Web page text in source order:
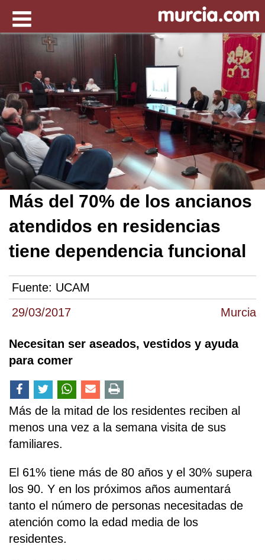
29/03/2017 Murcia
Más del 70% de los ancianos
atendidos en residencias
tiene dependencia funcional
Fuente: UCAM
Necesitan ser aseados, vestidos y ayuda
para comer
Más de la mitad de los residentes reciben al
menos una vez a la semana visita de sus
familiares.
El 61% tiene más de 80 años y el 30% supera
los 90. Y en los próximos años aumentará
tanto el número de personas necesitadas de
atención como la edad media de los
residentes.